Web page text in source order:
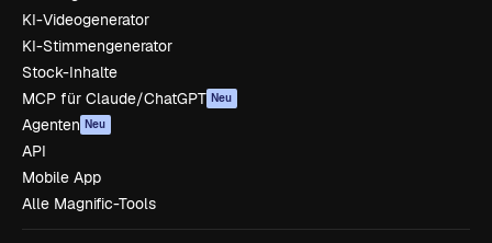
KI-Videogenerator
KI-Stimmengenerator
Stock-Inhalte
MCP für Claude/ChatGPT Neu
Agenten Neu
API
Mobile App
Alle Magnific-Tools